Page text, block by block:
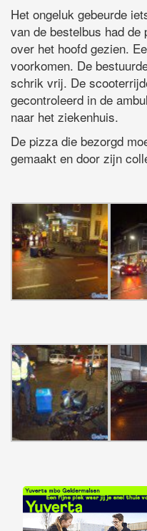
Het ongeluk gebeurde
van de bestelbus had
over het hoofd gezien.
voorkomen. De
schrik vrij. De
gecontroleerd in de
naar het ziekenhuis.
De pizza die bezorgd
gemaakt en door zijn